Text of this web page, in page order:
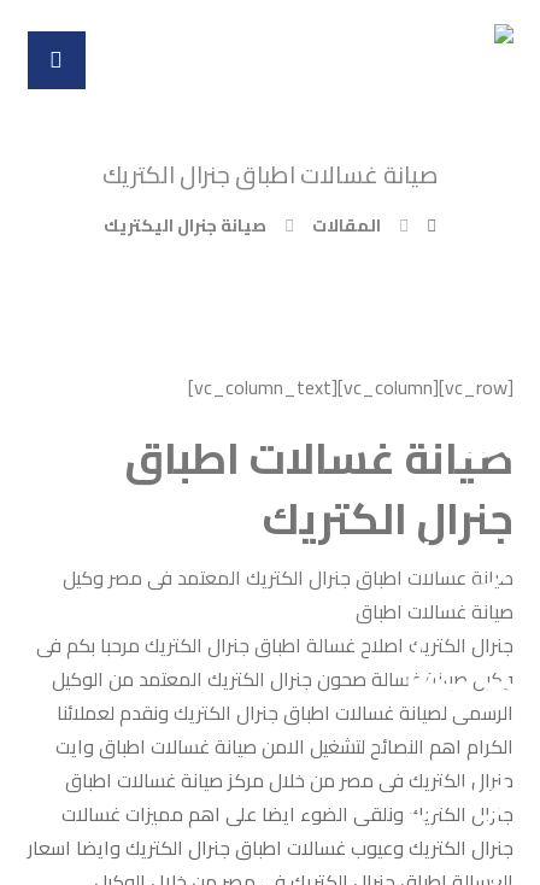
صيانة غسالات اطباق جنرال الكتريك
المقالات صيانة جنرال اليكتريك
[vc_row][vc_column][vc_column_text]
صيانة غسالات اطباق
جنرال الكتريك
صيانة غسالات اطباق جنرال الكتريك المعتمد فى مصر وكيل
صيانة غسالات اطباق
جنرال الكتريك اصلاح غسالة اطباق جنرال الكتريك مرحبا بكم فى
وكيل صيانة غسالة صحون جنرال الكتريك المعتمد من الوكيل
الرسمى لصيانة غسالات اطباق جنرال الكتريك ونقدم لعملائنا
الكرام اهم النصائح لتشغيل الامن صيانة غسالات اطباق وايت
جنرال الكتريك فى مصر من خلال مركز صيانة غسالات اطباق
جنرال الكتريك ونلقى الضوء ايضا على اهم مميزات غسالات
جنرال الكتريك وعيوب غسالات اطباق جنرال الكتريك وايضا اسعار